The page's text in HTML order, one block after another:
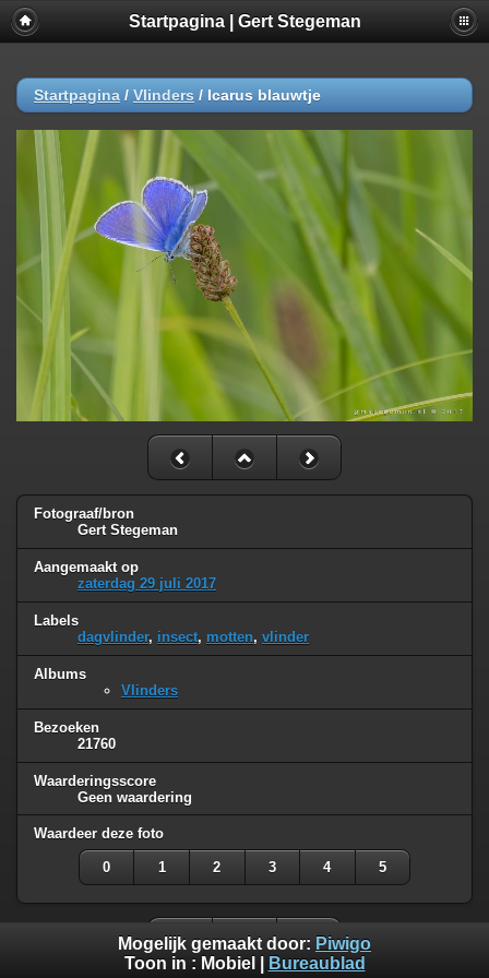
Startpagina | Gert Stegeman
Startpagina / Vlinders / Icarus blauwtje
Fotograaf/bron
Gert Stegeman
Aangemaakt op
zaterdag 29 juli 2017
Labels
dagvlinder, insect, motten, vlinder
Albums
Vlinders
Bezoeken
21760
Waarderingsscore
Geen waardering
Waardeer deze foto
0 1 2 3 4 5
Mogelijk gemaakt door: Piwigo
Toon in : Mobiel Bureaublad